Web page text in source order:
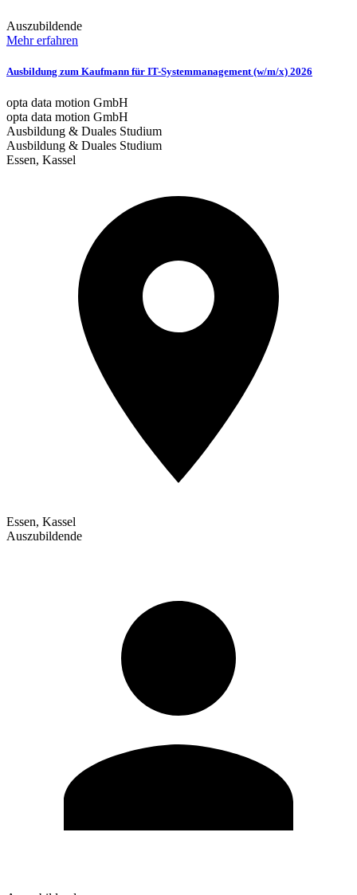
Auszubildende
Mehr erfahren
Ausbildung zum Kaufmann für IT-Systemmanagement (w/m/x) 2026
opta data motion GmbH
opta data motion GmbH
Ausbildung & Duales Studium
Ausbildung & Duales Studium
Essen, Kassel
Essen, Kassel
Auszubildende